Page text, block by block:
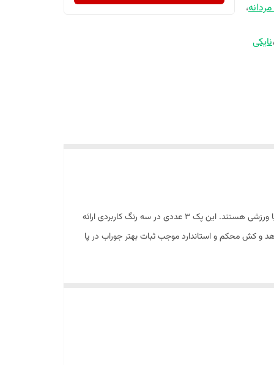
،
،نایکی
جوراب نیم‌ ساق نایکی با جنس نخ پنبه باکیفیت، انتخابی عالی برای کسانی است که به دنبال جورابی راحت، سبک و مناسب فعالیت‌های روزمره یا ورزشی هستند. این پک ۳ عددی در سه رنگ کاربردی ارائه
کش محکم و استاندارد موجب ثبات بهتر جوراب در پا